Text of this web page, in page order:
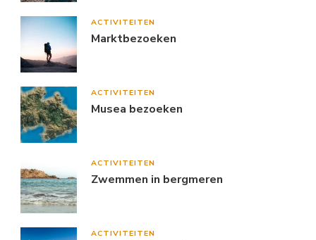
ACTIVITEITEN
Marktbezoeken
ACTIVITEITEN
Musea bezoeken
ACTIVITEITEN
Zwemmen in bergmeren
ACTIVITEITEN